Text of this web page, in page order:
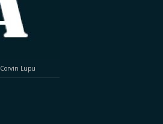
Corvin Lupu